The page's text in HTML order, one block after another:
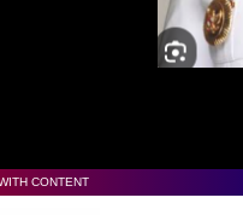
CONTENT